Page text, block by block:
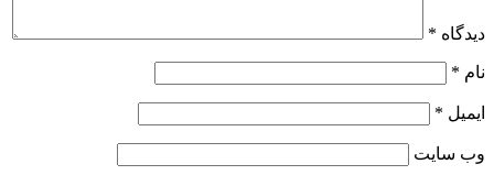
دیدگاه *
نام *
ایمیل *
وب‌ سایت